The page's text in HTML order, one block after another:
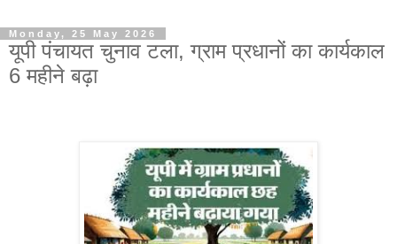
Monday, 25 May 2026
यूपी पंचायत चुनाव टला, ग्राम प्रधानों का कार्यकाल
6 महीने बढ़ा